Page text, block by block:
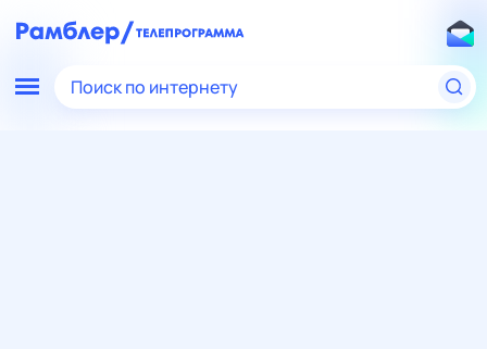
Поиск по интернету